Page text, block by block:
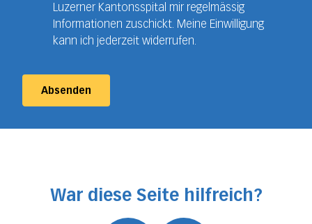
Luzerner Kantonsspital mir regelmässig
Informationen zuschickt. Meine Einwilligung
kann ich jederzeit widerrufen.
Absenden
War diese Seite hilfreich?